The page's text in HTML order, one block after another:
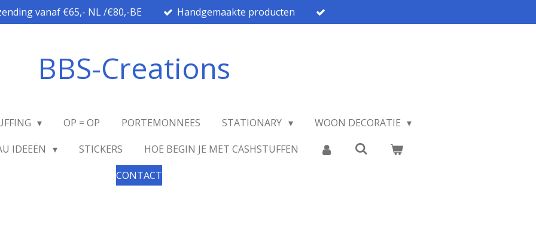
vanaf €65,- NL /€80,-BE Handgemaakte producten
BBS-Creations
OP = OP PORTEMONNEES STATIONARY
WOON DECORATIE
IDEEËN
STICKERS
HOE BEGIN JE MET CASHSTUFFEN
CONTACT